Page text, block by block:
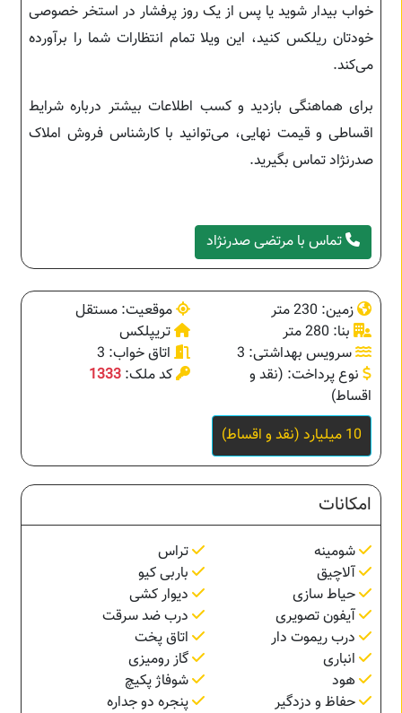
خواب بیدار شوید یا پس از یک روز پرفشار در استخر خصوصی
خودتان ریلکس کنید، این ویلا تمام انتظارات شما را برآورده
می‌کند.
برای هماهنگی بازدید و کسب اطلاعات بیشتر درباره شرایط
اقساطی و قیمت نهایی، می‌توانید با کارشناس فروش املاک
صدرنژاد تماس بگیرید.
تماس با مرتضی صدرنژاد
زمین: 230 متر
موقعیت: مستقل
بنا: 280 متر
تریپلکس
سرویس بهداشتی: 3
اتاق خواب: 3
نوع پرداخت: (نقد و
اقساط)
کد ملک: 1333
10 میلیارد (نقد و اقساط)
امکانات
شومینه
تراس
آلاچیق
باربی کیو
حیاط سازی
دیوار کشی
آیفون تصویری
درب ضد سرقت
درب ریموت دار
اتاق پخت
انباری
گاز رومیزی
هود
شوفاژ پکیچ
حفاظ و دزدگیر
پنجره دو جداره